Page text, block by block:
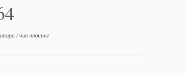
/чип тюнинг